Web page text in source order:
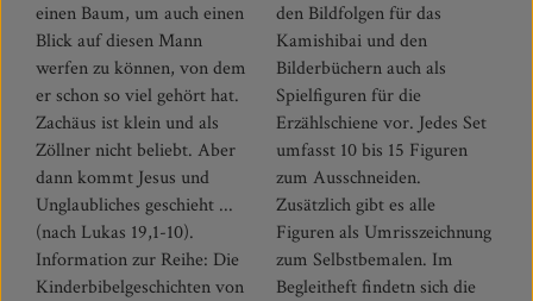
einen Baum, um auch einen
Blick auf diesen Mann
werfen zu können, von dem
er schon so viel gehört hat.
Zachäus ist klein und als
Zöllner nicht beliebt. Aber
dann kommt Jesus und
Unglaubliches geschieht ...
(nach Lukas 19,1-10).
Information zur Reihe: Die
Kinderbibelgeschichten von
den Bildfolgen für das
Kamishibai und den
Bilderbüchern auch als
Spielfiguren für die
Erzählschiene vor. Jedes Set
umfasst 10 bis 15 Figuren
zum Ausschneiden.
Zusätzlich gibt es alle
Figuren als Umrisszeichnung
zum Selbstbemalen. Im
Begleitheft findetn sich die